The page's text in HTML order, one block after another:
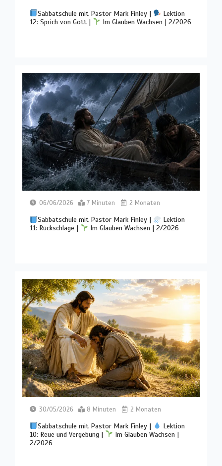
Sabbatschule mit Pastor Mark Finley |
Lektion
12: Sprich von Gott |
Im Glauben Wachsen | 2/2026
06/06/2026 7 Minuten 2 Monaten
Sabbatschule mit Pastor Mark Finley |
Lektion
11: Rückschläge |
Im Glauben Wachsen | 2/2026
30/05/2026 8 Minuten 2 Monaten
Sabbatschule mit Pastor Mark Finley |
Lektion
10: Reue und Vergebung |
Im Glauben Wachsen |
2/2026